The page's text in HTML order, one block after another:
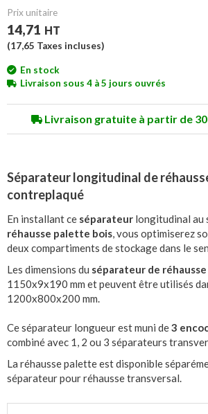
Prix unitaire
14,71 HT
(17,65 Taxes incluses)
En stock
Livraison sous 4 à 5 jours ouvrés
Livraison gratuite à partir de
Séparateur longitudinal de
contreplaqué
En installant ce séparateur longitudinal au
réhausse palette bois, vous optimiserez
deux compartiments de stockage dans le
Les dimensions du séparateur de
1150x9x190 mm et peuvent être utilisés
1200x800x200 mm.
Ce séparateur longueur est muni de3
combiné avec 1, 2 ou 3 séparateurs
La réhausse palette est disponible
séparateur pour réhausse transversal.